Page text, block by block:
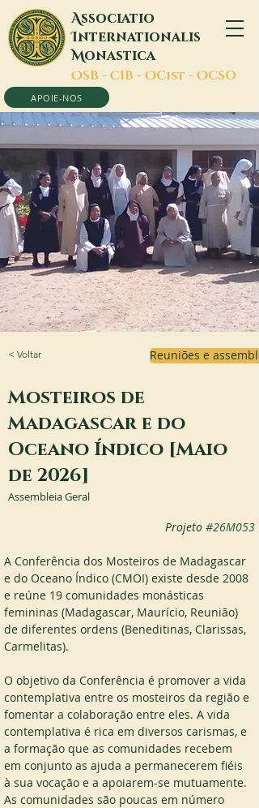
Associatio
Internationalis
Monastica
OSB - CIB - OCist - OCSO
APOIE-NOS
< Voltar Reuniões e
Mosteiros de
Madagascar e do
Oceano Índico [Maio
de 2026]
Assembleia Geral
Projeto #26M053
A Conferência dos Mosteiros de Madagascar
e do Oceano Índico (CMOI) existe desde 2008
e reúne 19 comunidades monásticas
femininas (Madagascar, Maurício, Reunião)
de diferentes ordens (Beneditinas, Clarissas,
Carmelitas).
O objetivo da Conferência é promover a vida
contemplativa entre os mosteiros da região e
fomentar a colaboração entre eles. A vida
contemplativa é rica em diversos carismas, e
a formação que as comunidades recebem
em conjunto as ajuda a permanecerem fiéis
à sua vocação e a apoiarem-se mutuamente.
As comunidades são poucas em número